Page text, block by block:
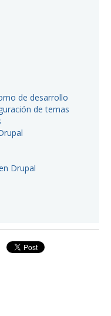
de desarrollo
de temas
Drupal